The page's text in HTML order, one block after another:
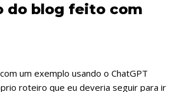
do blog feito com
um exemplo usando o ChatGPT
roteiro que eu deveria seguir para ir